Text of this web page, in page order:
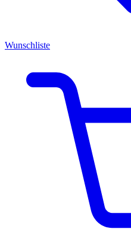
Wunschliste